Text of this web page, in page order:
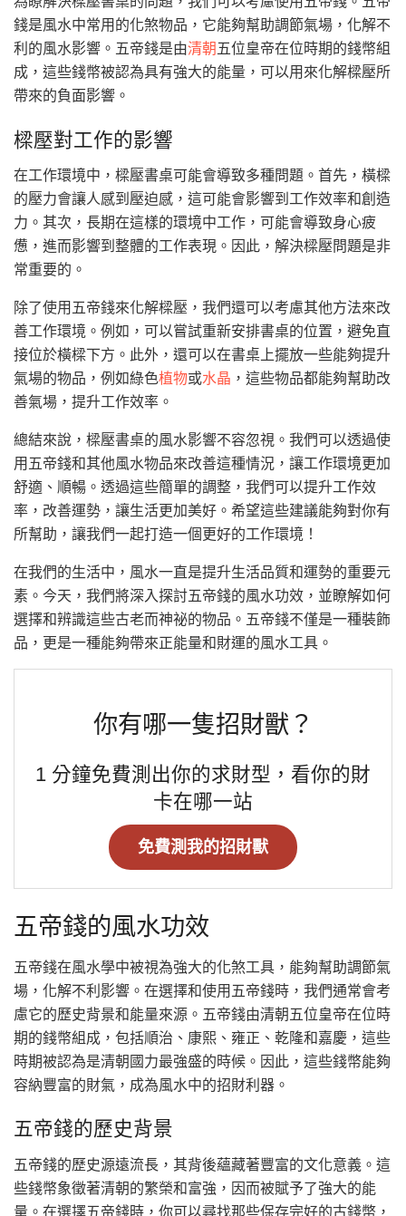
錢是風水中常用的化煞物品，它能夠幫助調節氣場，化解不
利的風水影響。五帝錢是由清朝五位皇帝在位時期的錢幣組
成，這些錢幣被認為具有強大的能量，可以用來化解樑壓所
帶來的負面影響。
樑壓對工作的影響
在工作環境中，樑壓書桌可能會導致多種問題。首先，橫樑
的壓力會讓人感到壓迫感，這可能會影響到工作效率和創造
力。其次，長期在這樣的環境中工作，可能會導致身心疲
憊，進而影響到整體的工作表現。因此，解決樑壓問題是非
常重要的。
除了使用五帝錢來化解樑壓，我們還可以考慮其他方法來改
善工作環境。例如，可以嘗試重新安排書桌的位置，避免直
接位於橫樑下方。此外，還可以在書桌上擺放一些能夠提升
氣場的物品，例如綠色植物或水晶 ，這些物品都能夠幫助改
善氣場，提升工作效率。
總結來說，樑壓書桌的風水影響不容忽視。我們可以透過使
用五帝錢和其他風水物品來改善這種情況，讓工作環境更加
舒適、順暢。透過這些簡單的調整，我們可以提升工作效
率，改善運勢，讓生活更加美好。希望這些建議能夠對你有
所幫助，讓我們一起打造一個更好的工作環境！
在我們的生活中，風水一直是提升生活品質和運勢的重要元
素。今天，我們將深入探討五帝錢的風水功效，並瞭解如何
選擇和辨識這些古老而神祕的物品。五帝錢不僅是一種裝飾
品，更是一種能夠帶來正能量和財運的風水工具。
你有哪一隻招財獸？
1 分鐘免費測出你的求財型，看你的財
卡在哪一站
免費測我的招財獸
五帝錢的風水功效
五帝錢在風水學中被視為強大的化煞工具，能夠幫助調節氣
場，化解不利影響。在選擇和使用五帝錢時，我們通常會考
慮它的歷史背景和能量來源。五帝錢由清朝五位皇帝在位時
期的錢幣組成，包括順治、康熙、雍正、乾隆和嘉慶，這些
時期被認為是清朝國力最強盛的時候。因此，這些錢幣能夠
容納豐富的財氣，成為風水中的招財利器。
五帝錢的歷史背景
五帝錢的歷史源遠流長，其背後蘊藏著豐富的文化意義。這
些錢幣象徵著清朝的繁榮和富強，因而被賦予了強大的能
量。在選擇五帝錢時，你可以尋找那些保存完好的古錢幣，